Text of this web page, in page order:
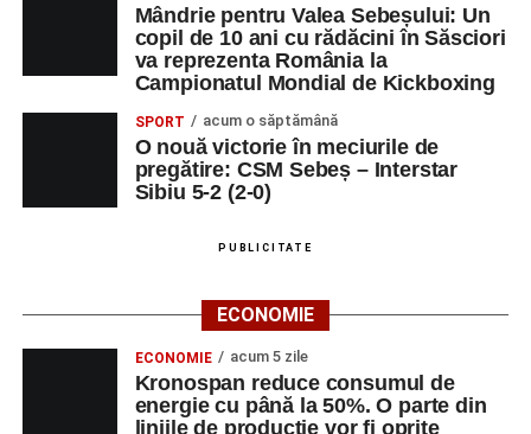
Mândrie pentru Valea Sebeșului: Un
copil de 10 ani cu rădăcini în Săsciori
va reprezenta România la
Campionatul Mondial de Kickboxing
SPORT acum o săptămână
O nouă victorie în meciurile de
pregătire: CSM Sebeș – Interstar
Sibiu 5-2 (2-0)
PUBLICITATE
ECONOMIE
ECONOMIE acum 5 zile
Kronospan reduce consumul de
energie cu până la 50%. O parte din
liniile de producție vor fi oprite